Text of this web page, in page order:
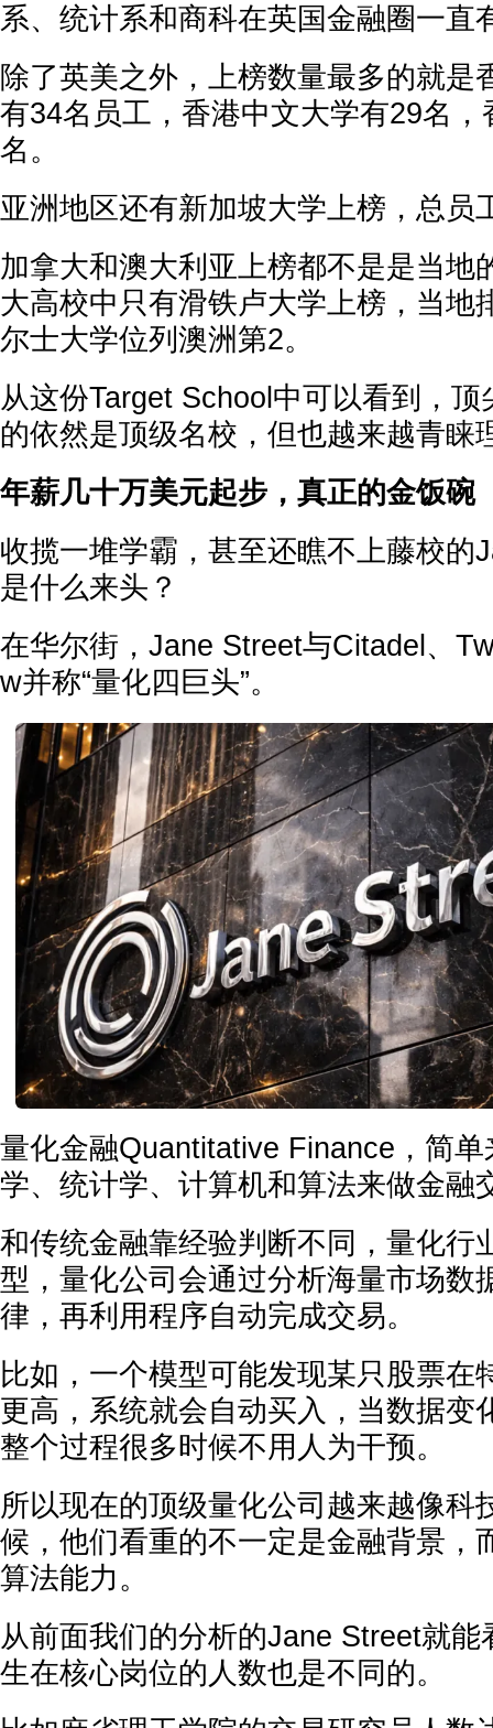
系、统计系和商科在英国金融圈一直
除了英美之外，上榜数量最多的就是
有34名员工，香港中文大学有29名
名。
亚洲地区还有新加坡大学上榜，总员
加拿大和澳大利亚上榜都不是是当地
大高校中只有滑铁卢大学上榜，当地
尔士大学位列澳洲第2。
从这份Target School中可以看到，
的依然是顶级名校，但也越来越青睐
年薪几十万美元起步，真正的金饭碗
收揽一堆学霸，甚至还瞧不上藤校的
是什么来头？
在华尔街，Jane Street与Citadel、
w并称“量化四巨头”。
量化金融Quantitative Finance，简
学、统计学、计算机和算法来做金融
和传统金融靠经验判断不同，量化行
型，量化公司会通过分析海量市场数
律，再利用程序自动完成交易。
比如，一个模型可能发现某只股票在
更高，系统就会自动买入，当数据变
整个过程很多时候不用人为干预。
所以现在的顶级量化公司越来越像科
候，他们看重的不一定是金融背景，
算法能力。
从前面我们的分析的Jane Street就能
生在核心岗位的人数也是不同的。